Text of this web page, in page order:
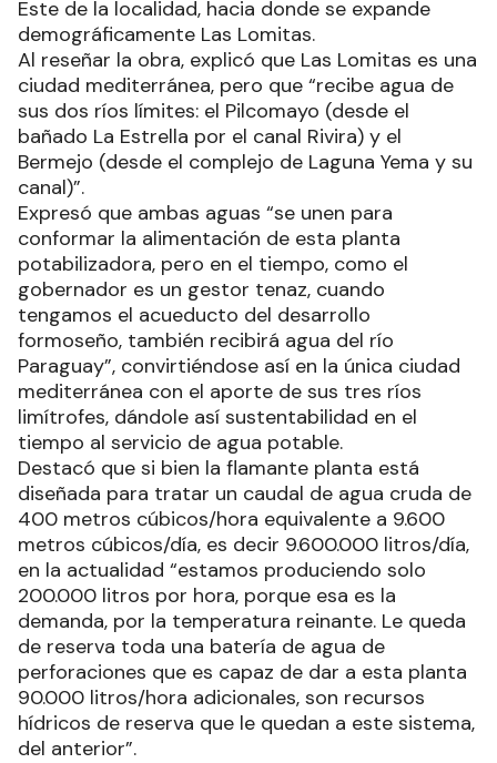
Este de la localidad, hacia donde se expande
demográficamente Las Lomitas.
Al reseñar la obra, explicó que Las Lomitas es una
ciudad mediterránea, pero que “recibe agua de
sus dos ríos límites: el Pilcomayo (desde el
bañado La Estrella por el canal Rivira) y el
Bermejo (desde el complejo de Laguna Yema y su
canal)”.
Expresó que ambas aguas “se unen para
conformar la alimentación de esta planta
potabilizadora, pero en el tiempo, como el
gobernador es un gestor tenaz, cuando
tengamos el acueducto del desarrollo
formoseño, también recibirá agua del río
Paraguay”, convirtiéndose así en la única ciudad
mediterránea con el aporte de sus tres ríos
limítrofes, dándole así sustentabilidad en el
tiempo al servicio de agua potable.
Destacó que si bien la flamante planta está
diseñada para tratar un caudal de agua cruda de
400 metros cúbicos/hora equivalente a 9.600
metros cúbicos/día, es decir 9.600.000 litros/día,
en la actualidad “estamos produciendo solo
200.000 litros por hora, porque esa es la
demanda, por la temperatura reinante. Le queda
de reserva toda una batería de agua de
perforaciones que es capaz de dar a esta planta
90.000 litros/hora adicionales, son recursos
hídricos de reserva que le quedan a este sistema,
del anterior”.